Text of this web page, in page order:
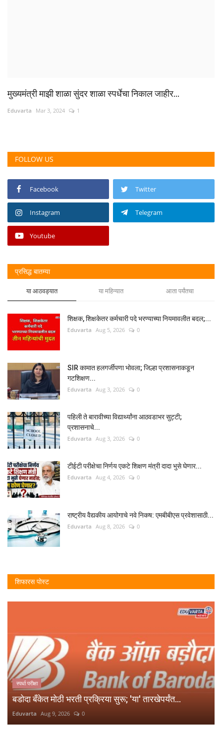
मुख्यमंत्री माझी शाळा सुंदर शाळा स्पर्धेचा निकाल जाहीर...
Eduvarta Mar 3, 2024 1
FOLLOW US
Facebook Twitter
Instagram Telegram
Youtube
प्रसिद्ध बातम्या
या आठवड्यात या महिन्यात आता पर्यंतचा
शिक्षक, शिक्षकेतर कर्मचारी पदे भरण्याच्या नियमावलीत बदल;...
Eduvarta Aug 5, 2026 0
SIR कामात हलगर्जीपणा भोवला; जिल्हा प्रशासनाकडून
गटशिक्षण...
Eduvarta Aug 3, 2026 0
पहिली ते बारावीच्या विद्यार्थ्यांना आठवडाभर सुट्टी;
प्रशासनाचे...
Eduvarta Aug 3, 2026 0
टीईटी परीक्षेचा निर्णय एकटे शिक्षण मंत्री दादा भुसे घेणार...
Eduvarta Aug 4, 2026 0
राष्ट्रीय वैद्यकीय आयोगाचे नवे निकष: एमबीबीएस प्रवेशासाठी...
Eduvarta Aug 8, 2026 0
शिफारस पोस्ट
स्पर्धा परीक्षा
बडोदा बँकेत मोठी भरती प्रक्रिया सुरू; 'या' तारखेपर्यंत...
Eduvarta Aug 9, 2026 0